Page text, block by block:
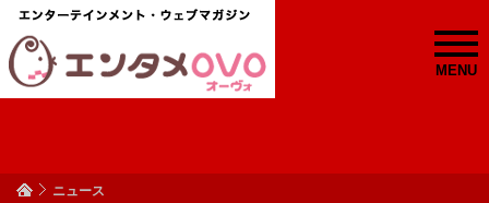
MENU
ニュース